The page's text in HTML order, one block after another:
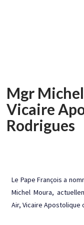
Mgr
Vicaire
Rodrigues
Le Pape François a
Michel Moura,
Air, Vicaire Apostolique